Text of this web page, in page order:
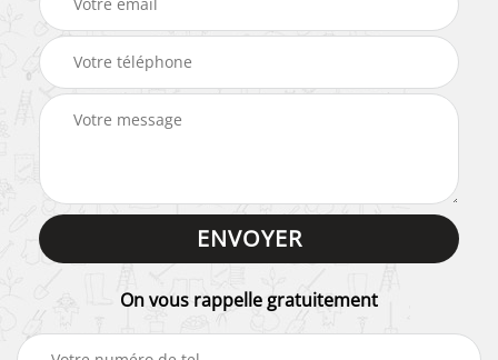
On vous rappelle gratuitement